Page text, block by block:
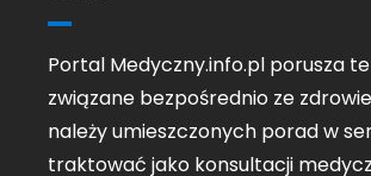
Portal Medyczny.info.pl porusza
związane bezpośrednio ze
należy umieszczonych porad w
traktować jako konsultacji